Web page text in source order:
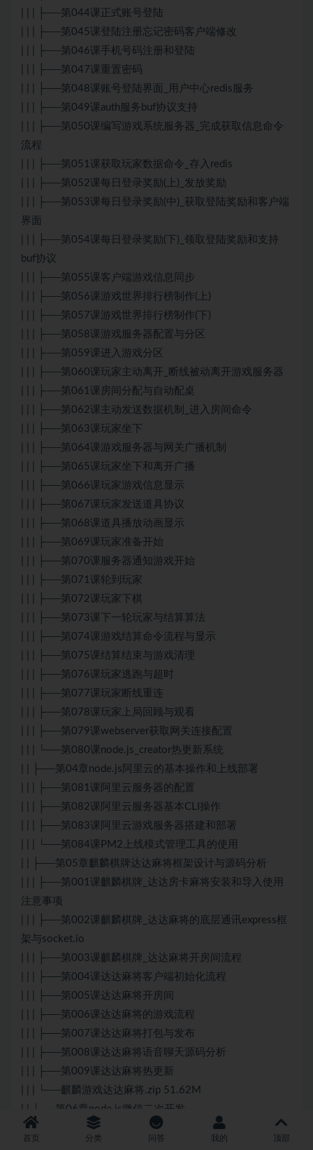
| | | ├──第044课正式账号登陆
| | | ├──第045课登陆注册忘记密码客户端修改
| | | ├──第046课手机号码注册和登陆
| | | ├──第047课重置密码
| | | ├──第048课账号登陆界面_用户中心redis服务
| | | ├──第049课auth服务buf协议支持
| | | ├──第050课编写游戏系统服务器_完成获取信息命令
流程
| | | ├──第051课获取玩家数据命令_存入redis
| | | ├──第052课每日登录奖励(上)_发放奖励
| | | ├──第053课每日登录奖励(中)_获取登陆奖励和客户端
界面
| | | ├──第054课每日登录奖励(下)_领取登陆奖励和支持
buf协议
| | | ├──第055课客户端游戏信息同步
| | | ├──第056课游戏世界排行榜制作(上)
| | | ├──第057课游戏世界排行榜制作(下)
| | | ├──第058课游戏服务器配置与分区
| | | ├──第059课进入游戏分区
| | | ├──第060课玩家主动离开_断线被动离开游戏服务器
| | | ├──第061课房间分配与自动配桌
| | | ├──第062课主动发送数据机制_进入房间命令
| | | ├──第063课玩家坐下
| | | ├──第064课游戏服务器与网关广播机制
| | | ├──第065课玩家坐下和离开广播
| | | ├──第066课玩家游戏信息显示
| | | ├──第067课玩家发送道具协议
| | | ├──第068课道具播放动画显示
| | | ├──第069课玩家准备开始
| | | ├──第070课服务器通知游戏开始
| | | ├──第071课轮到玩家
| | | ├──第072课玩家下棋
| | | ├──第073课下一轮玩家与结算算法
| | | ├──第074课游戏结算命令流程与显示
| | | ├──第075课结算结束与游戏清理
| | | ├──第076课玩家逃跑与超时
| | | ├──第077课玩家断线重连
| | | ├──第078课玩家上局回顾与观看
| | | ├──第079课webserver获取网关连接配置
| | | └──第080课node.js_creator热更新系统
| | ├──第04章node.js阿里云的基本操作和上线部署
| | | ├──第081课阿里云服务器的配置
| | | ├──第082课阿里云服务器基本CLI操作
| | | ├──第083课阿里云游戏服务器搭建和部署
| | | └──第084课PM2上线模式管理工具的使用
| | ├──第05章麒麟棋牌达达麻将框架设计与源码分析
| | | ├──第001课麒麟棋牌_达达房卡麻将安装和导入使用
注意事项
| | | ├──第002课麒麟棋牌_达达麻将的底层通讯express框
架与socket.io
| | | ├──第003课麒麟棋牌_达达麻将开房间流程
| | | ├──第004课达达麻将客户端初始化流程
| | | ├──第005课达达麻将开房间
| | | ├──第006课达达麻将的游戏流程
| | | ├──第007课达达麻将打包与发布
| | | ├──第008课达达麻将语音聊天源码分析
| | | ├──第009课达达麻将热更新
| | | └──麒麟游戏达达麻将.zip 51.62M
| | └──第06章node.js微信二次开发
| | | └──第085课微信网页授权
首页 分类 问答 我的 顶部